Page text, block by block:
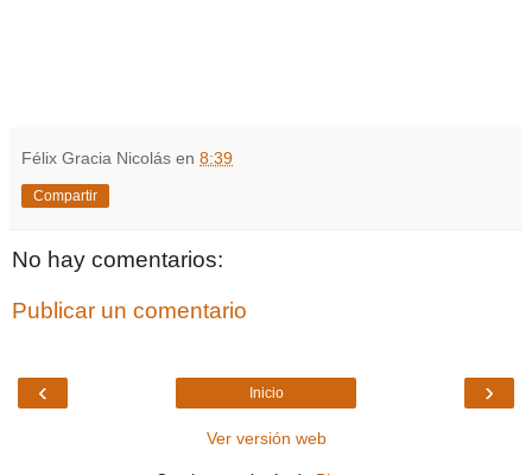
Félix Gracia Nicolás en 8:39
Compartir
No hay comentarios:
Publicar un comentario
‹ ›
Inicio
Ver versión web